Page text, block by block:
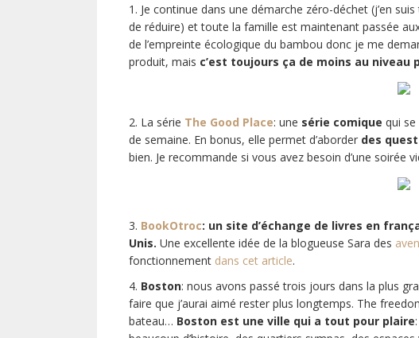
1. Je continue dans une démarche zéro-déchet (j’en
de réduire) et toute la famille est maintenant passée
de l’empreinte écologique du bambou donc je me
produit, mais c’est toujours ça de moins au niveau
2. La série The Good Place: une série comique qui
de semaine. En bonus, elle permet d’aborder des
bien. Je recommande si vous avez besoin d’une soirée
3. BookOtroc: un site d’échange de livres en
Unis. Une excellente idée de la blogueuse Sara des
fonctionnement dans cet article.
4. Boston: nous avons passé trois jours dans la plus
faire que j’aurai aimé rester plus longtemps. The
bateau… Boston est une ville qui a tout pour plaire